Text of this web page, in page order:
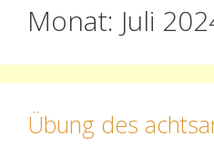
Monat: Juli
Übung des